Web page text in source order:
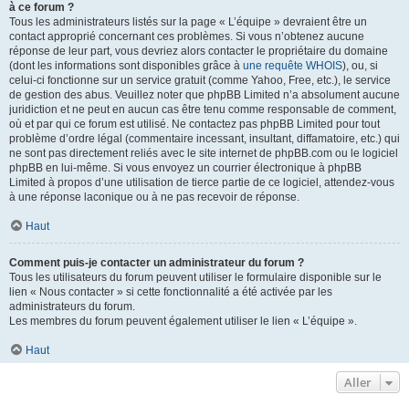
à ce forum ?
Tous les administrateurs listés sur la page « L’équipe » devraient être un
contact approprié concernant ces problèmes. Si vous n’obtenez aucune
réponse de leur part, vous devriez alors contacter le propriétaire du domaine
(dont les informations sont disponibles grâce à une requête WHOIS), ou, si
celui-ci fonctionne sur un service gratuit (comme Yahoo, Free, etc.), le service
de gestion des abus. Veuillez noter que phpBB Limited n’a absolument aucune
juridiction et ne peut en aucun cas être tenu comme responsable de comment,
où et par qui ce forum est utilisé. Ne contactez pas phpBB Limited pour tout
problème d’ordre légal (commentaire incessant, insultant, diffamatoire, etc.) qui
ne sont pas directement reliés avec le site internet de phpBB.com ou le logiciel
phpBB en lui-même. Si vous envoyez un courrier électronique à phpBB
Limited à propos d’une utilisation de tierce partie de ce logiciel, attendez-vous
à une réponse laconique ou à ne pas recevoir de réponse.
Haut
Comment puis-je contacter un administrateur du forum ?
Tous les utilisateurs du forum peuvent utiliser le formulaire disponible sur le
lien « Nous contacter » si cette fonctionnalité a été activée par les
administrateurs du forum.
Les membres du forum peuvent également utiliser le lien « L’équipe ».
Haut
Aller